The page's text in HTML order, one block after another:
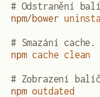
# Odstranění
npm/bower
# Smazání
npm cache clean
# Zobrazení
npm outdated